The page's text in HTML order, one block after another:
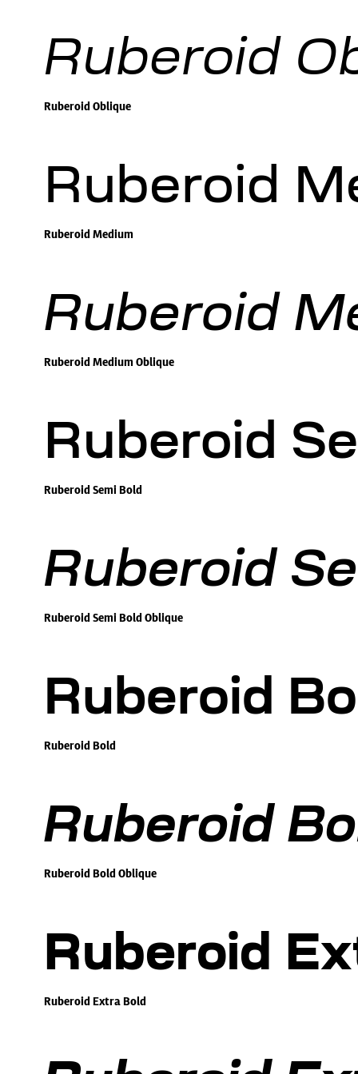
Ruberoid
Ruberoid Oblique
Ruberoid
Ruberoid Medium
Ruberoid
Ruberoid Medium Oblique
Ruberoid
Ruberoid Semi Bold
Ruberoid
Ruberoid Semi Bold Oblique
Ruberoid
Ruberoid Bold
Ruberoid
Ruberoid Bold Oblique
Ruberoid
Ruberoid Extra Bold